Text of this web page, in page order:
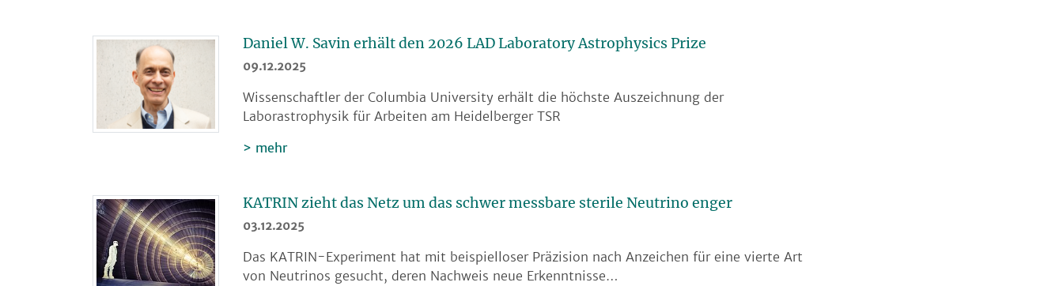
Daniel W. Savin erhält den 2026 LAD Laboratory Astrophysics Prize
09.12.2025
Wissenschaftler der Columbia University erhält die höchste Auszeichnung der
Laborastrophysik für Arbeiten am Heidelberger TSR
mehr
KATRIN zieht das Netz um das schwer messbare sterile Neutrino enger
03.12.2025
Das KATRIN-Experiment hat mit beispielloser Präzision nach Anzeichen für eine vierte Art
von Neutrinos gesucht, deren Nachweis neue Erkenntnisse…